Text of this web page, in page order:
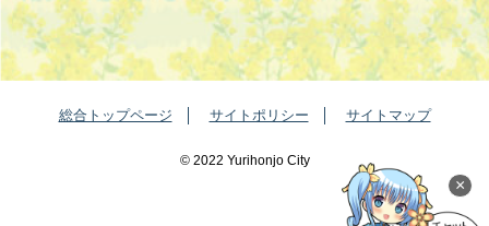
×
総合トップページ サイトポリシー サイトマップ
©️ 2022 Yurihonjo City